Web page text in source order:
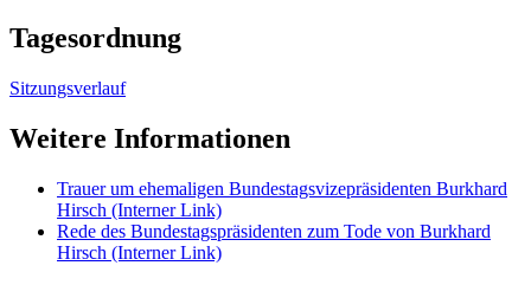
Tagesordnung
Sitzungsverlauf
Weitere Informationen
Trauer um ehemaligen Bundestags­vizepräsidenten Burkhard
Hirsch (Interner Link)
Rede des Bundestagspräsidenten zum Tode von Burkhard
Hirsch (Interner Link)